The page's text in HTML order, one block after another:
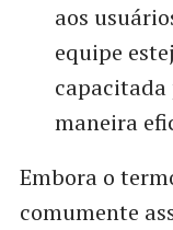
aos
equipe
maneira
Embora o
comumente